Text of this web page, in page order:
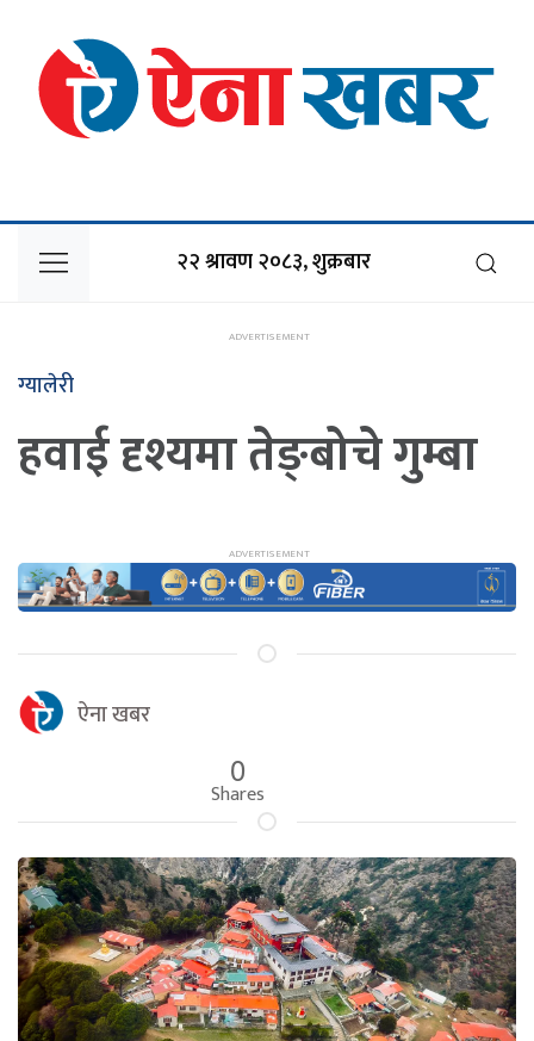
२२ श्रावण २०८३, शुक्रबार
ग्यालेरी
हवाई दृश्यमा तेङ्बोचे गुम्बा
ऐना खबर
0
Shares